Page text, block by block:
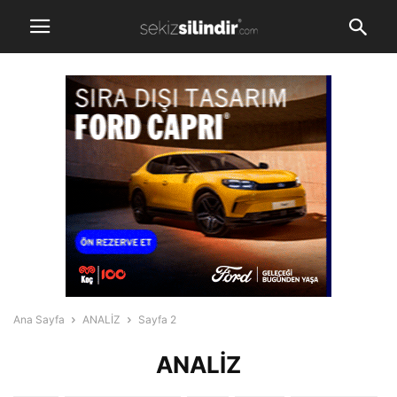
Ana Sayfa ANALİZ Sayfa 2
ANALİZ